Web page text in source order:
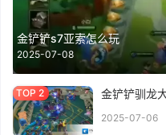
金铲铲s7亚索怎么玩
2025-07-08
金铲铲驯龙
2025-07-06